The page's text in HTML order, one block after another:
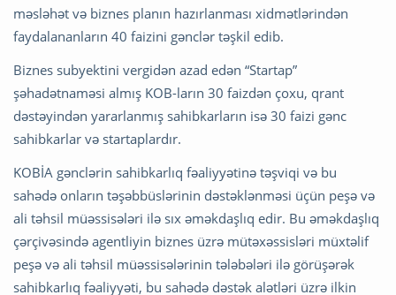
məsləhət və biznes planın hazırlanması xidmətlərindən
faydalananların 40 faizini gənclər təşkil edib.
Biznes subyektini vergidən azad edən “Startap”
şəhadətnaməsi almış KOB-ların 30 faizdən çoxu, qrant
dəstəyindən yararlanmış sahibkarların isə 30 faizi gənc
sahibkarlar və startaplardır.
KOBİA gənclərin sahibkarlıq fəaliyyətinə təşviqi və bu
sahədə onların təşəbbüslərinin dəstəklənməsi üçün peşə və
ali təhsil müəssisələri ilə sıx əməkdaşlıq edir. Bu əməkdaşlıq
çərçivəsində agentliyin biznes üzrə mütəxəssisləri müxtəlif
peşə və ali təhsil müəssisələrinin tələbələri ilə görüşərək
sahibkarlıq fəaliyyəti, bu sahədə dəstək alətləri üzrə ilkin